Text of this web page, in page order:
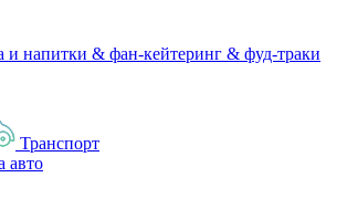
и напитки & фан-кейтеринг & фуд-траки
Транспорт
авто